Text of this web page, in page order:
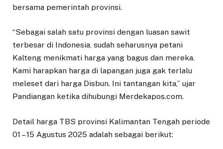
bersama pemerintah provinsi.
“Sebagai salah satu provinsi dengan luasan sawit
terbesar di Indonesia, sudah seharusnya petani
Kalteng menikmati harga yang bagus dan mereka.
Kami harapkan harga di lapangan juga gak terlalu
meleset dari harga Disbun. Ini tantangan kita,” ujar
Pandiangan ketika dihubungi Merdekapos.com.
Detail harga TBS provinsi Kalimantan Tengah periode
01 – 15 Agustus 2025 adalah sebagai berikut: